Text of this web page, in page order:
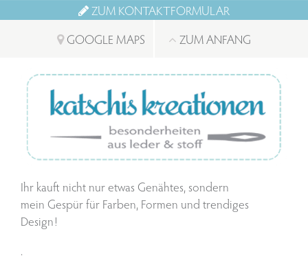
ZUM KONTAKTFORMULAR
GOOGLE MAPS
ZUM ANFANG
Ihr kauft nicht nur etwas Genähtes, sondern
mein Gespür für Farben, Formen und trendiges
Design!
.